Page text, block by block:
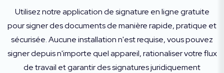
Utilisez notre application de signature en ligne gratuite
pour signer des documents de manière rapide, pratique et
sécurisée. Aucune installation n'est requise, vous pouvez
signer depuis n'importe quel appareil, rationaliser votre flux
de travail et garantir des signatures juridiquement